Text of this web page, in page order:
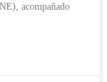
acompañado